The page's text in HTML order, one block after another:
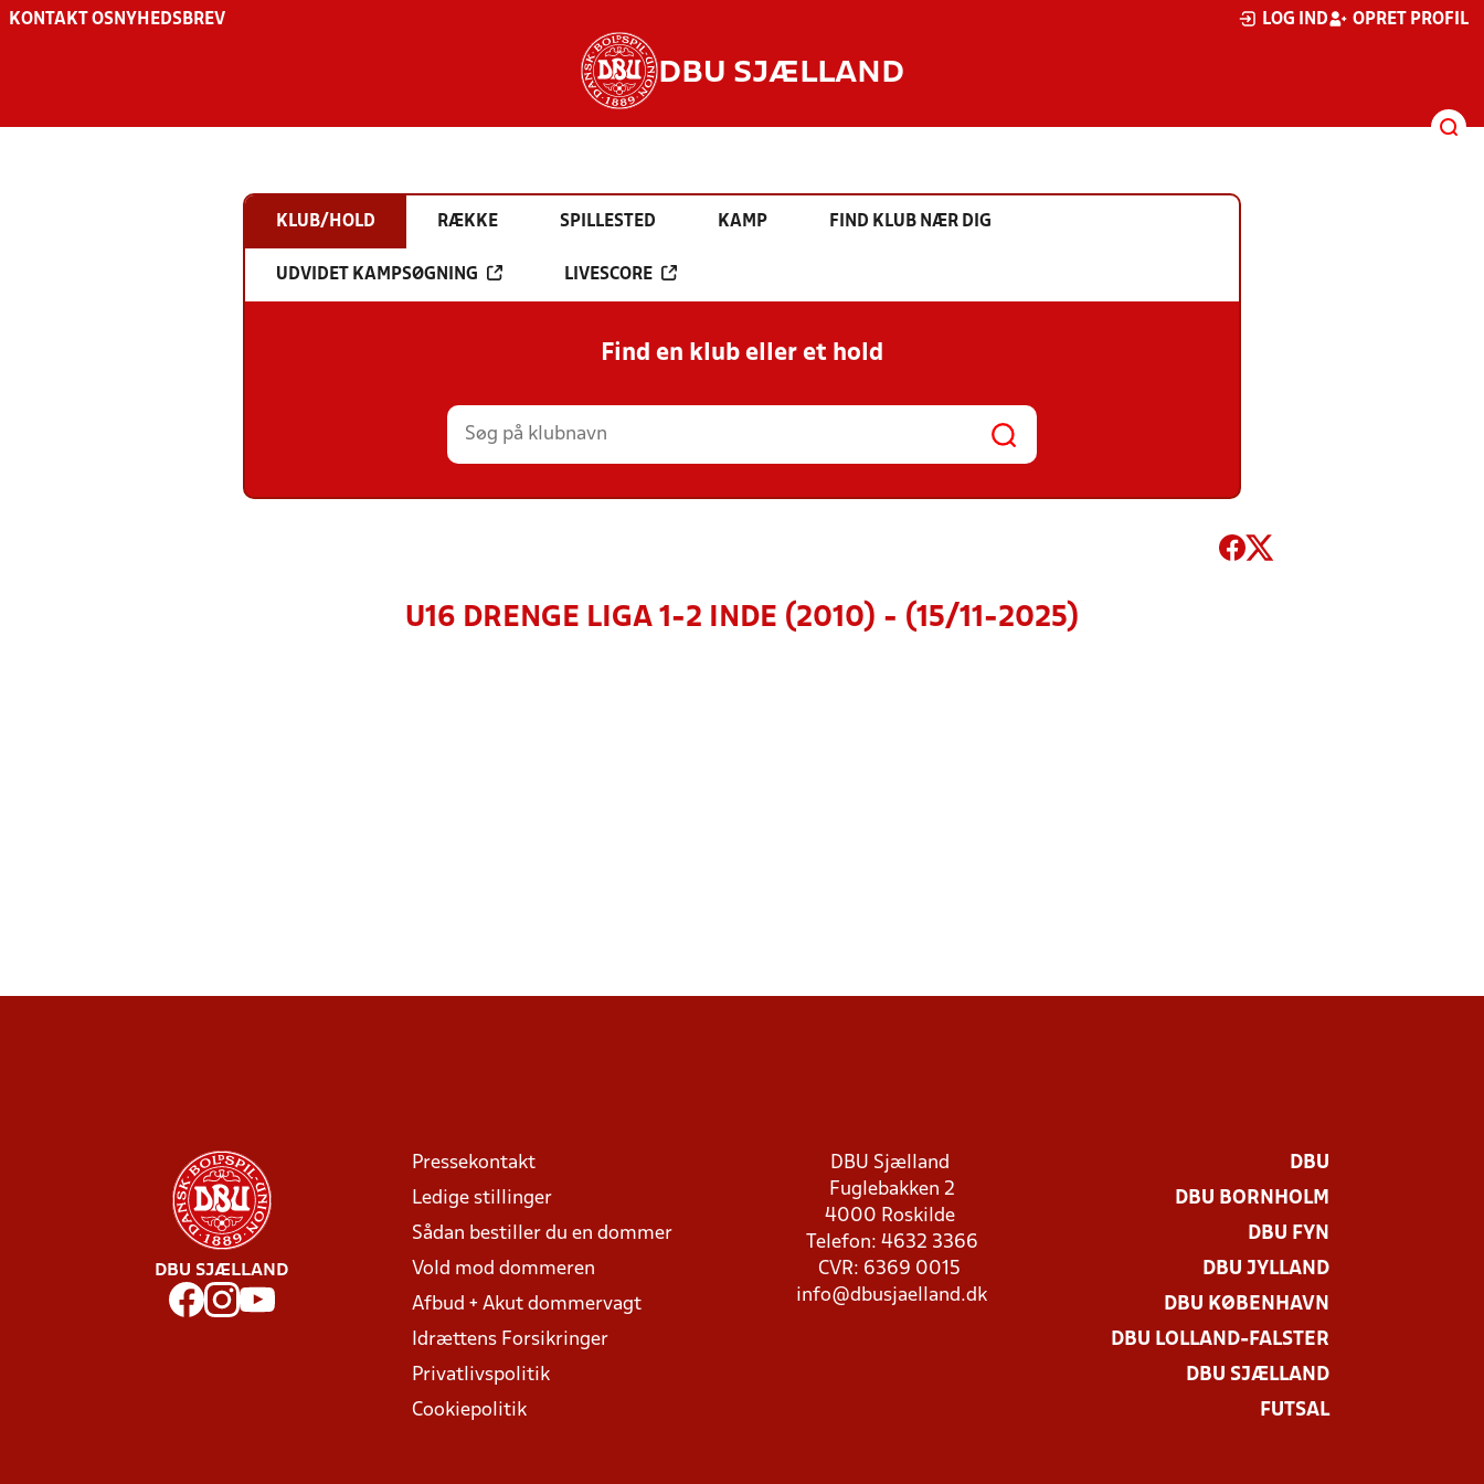
KONTAKT OS NYHEDSBREV LOG IND OPRET PROFIL
DBU SJÆLLAND
KLUB/HOLD RÆKKE SPILLESTED KAMP FIND KLUB NÆR DIG
UDVIDET KAMPSØGNING LIVESCORE
Find en klub eller et hold
U16 DRENGE LIGA 1-2 INDE (2010) - (15/11-2025)
DBU SJÆLLAND
Pressekontakt
Ledige stillinger
Sådan bestiller du en dommer
Vold mod dommeren
Afbud + Akut dommervagt
Idrættens Forsikringer
Privatlivspolitik
Cookiepolitik
DBU Sjælland
Fuglebakken 2
4000 Roskilde
Telefon: 4632 3366
CVR: 6369 0015
info@dbusjaelland.dk
DBU
DBU BORNHOLM
DBU FYN
DBU JYLLAND
DBU KØBENHAVN
DBU LOLLAND-FALSTER
DBU SJÆLLAND
FUTSAL